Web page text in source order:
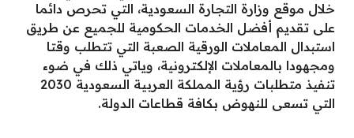
خلال موقع وزارة التجارة السعودية، التي تحرص دائما
على تقديم أفضل الخدمات الحكومية للجميع عن طريق
استبدال المعاملات الورقية الصعبة التي تتطلب وقتا
ومجهودا بالمعاملات الإلكترونية، وياتي ذلك في ضوء
تنفيذ متطلبات رؤية المملكة العربية السعودية 2030
التي تسعى للنهوض بكافة قطاعات الدولة.